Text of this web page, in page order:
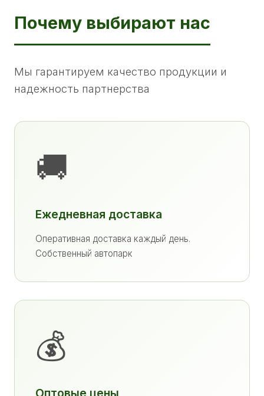
Почему выбирают нас
Мы гарантируем качество продукции и
надежность партнерства
🚚
Ежедневная доставка
Оперативная доставка каждый день.
Собственный автопарк
💰
Оптовые цены